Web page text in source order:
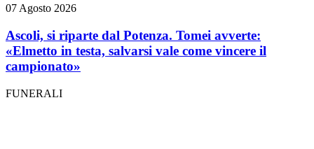
07 Agosto 2026
Ascoli, si riparte dal Potenza. Tomei avverte:
«Elmetto in testa, salvarsi vale come vincere il
campionato»
FUNERALI